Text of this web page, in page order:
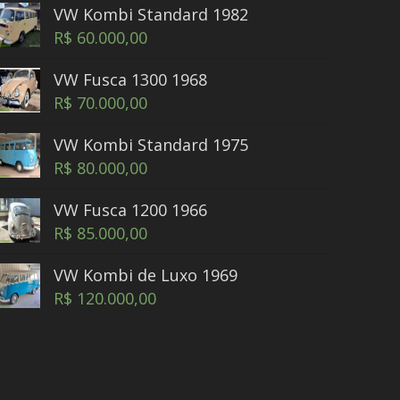
VW Kombi Standard 1982
R$ 60.000,00
VW Fusca 1300 1968
R$ 70.000,00
VW Kombi Standard 1975
R$ 80.000,00
VW Fusca 1200 1966
R$ 85.000,00
VW Kombi de Luxo 1969
R$ 120.000,00